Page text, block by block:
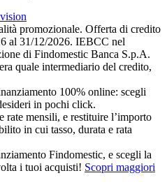
promozionale. Offerta di credito
al 31/12/2026. IEBCC nel
di Findomestic Banca S.p.A.
quale intermediario del credito,
100% online: scegli
in pochi click.
rate mensili, e restituire l’importo
in cui tasso, durata e rata
Findomestic, e scegli la
i tuoi acquisti! Scopri maggiori